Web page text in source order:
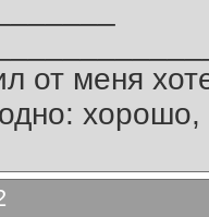
от меня